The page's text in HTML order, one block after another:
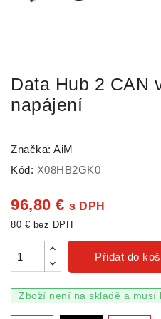
Data Hub 2 CAN
napájení
Značka: AiM
Kód: X08HB2GK0
96,80 € s DPH
80 € bez DPH
Přidat do
Zboží není na skladě a musí